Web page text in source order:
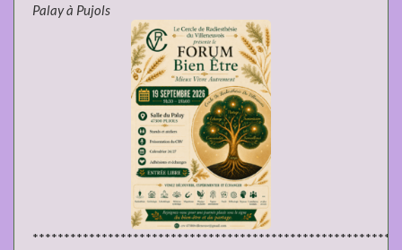
Palay à Pujols